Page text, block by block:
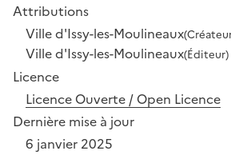
Attributions
Ville d'Issy-les-Moulineaux
Ville d'Issy-les-Moulineaux(Éditeur)
Licence
Licence Ouverte / Open Licence
Dernière mise à jour
6 janvier 2025